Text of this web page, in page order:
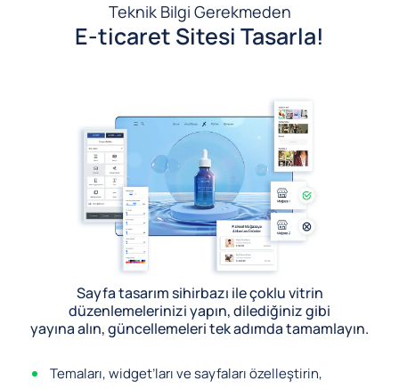
Teknik Bilgi Gerekmeden
E-ticaret Sitesi Tasarla!
Sayfa tasarım sihirbazı ile çoklu vitrin
düzenlemelerinizi yapın, dilediğiniz gibi
yayına alın, güncellemeleri tek adımda tamamlayın.
Temaları, widget’ları ve sayfaları özelleştirin,